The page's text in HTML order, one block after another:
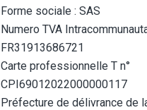
Forme sociale : SAS
Numero TVA
FR31913686721
Carte professionnelle T n°
CPI69012022000000117
Préfecture de délivrance de